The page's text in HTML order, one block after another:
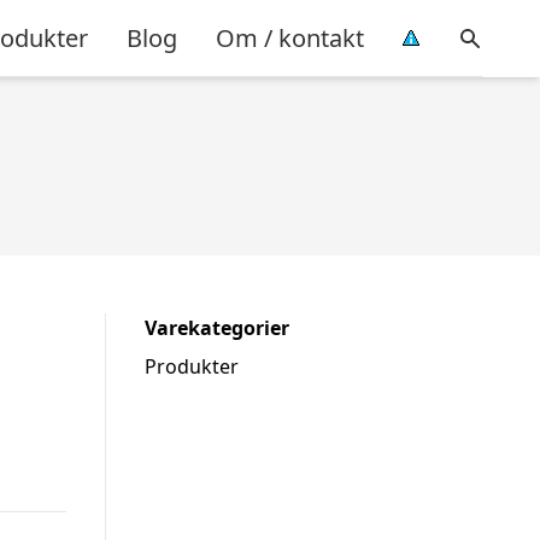
Blog Om / kontakt
Varekategorier
Produkter